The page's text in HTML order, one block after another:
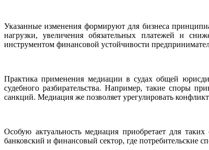
Указанные изменения формируют для бизнеса
нагрузки, увеличения обязательных платежей и
инструментом финансовой устойчивости
Практика применения медиации в судах общей
судебного разбирательства. Например, такие споры
санкций. Медиация же позволяет урегулировать
Особую актуальность медиация приобретает для
банковский и финансовый сектор, где потребительские